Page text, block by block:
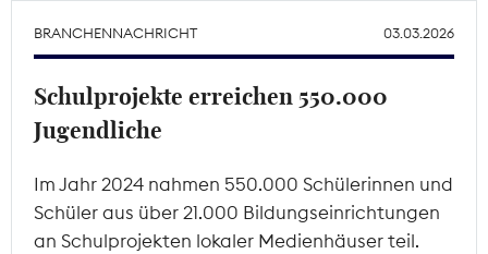
Wächterpreis
ALLE THEMEN
Mitgliederbereich
BRANCHENNACHRICHT 03.03.2026
Schulprojekte erreichen 550.000
Jugendliche
Im Jahr 2024 nahmen 550.000 Schülerinnen und
Schüler aus über 21.000 Bildungseinrichtungen
an Schulprojekten lokaler Medienhäuser teil.